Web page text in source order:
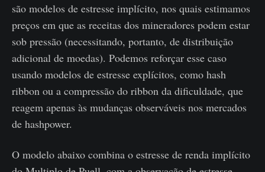
são modelos de estresse implícito, nos quais estimamos
preços em que as receitas dos mineradores podem estar
sob pressão (necessitando, portanto, de distribuição
adicional de moedas). Podemos reforçar esse caso
usando modelos de estresse explícitos, como hash
ribbon ou a compressão do ribbon da dificuldade, que
reagem apenas às mudanças observáveis ​​nos mercados
de hashpower.
O modelo abaixo combina o estresse de renda implícito